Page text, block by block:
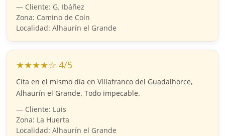
— Cliente: G. Ibáñez
Zona: Camino de Coín
Localidad: Alhaurín el Grande
★★★★☆ 4/5
Cita en el mismo día en Villafranco del Guadalhorce,
Alhaurín el Grande. Todo impecable.
— Cliente: Luis
Zona: La Huerta
Localidad: Alhaurín el Grande